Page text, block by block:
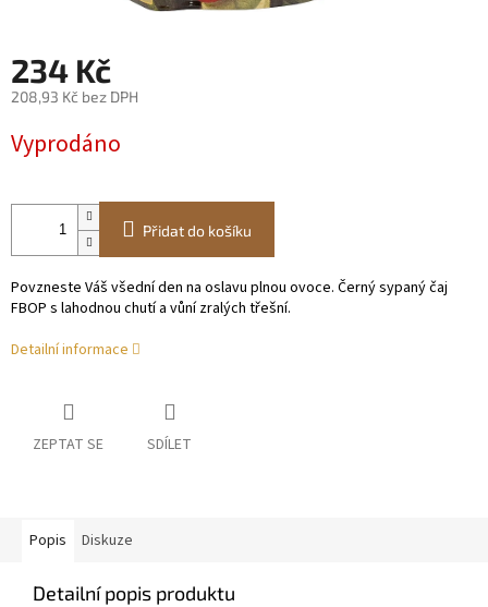
234 Kč
208,93 Kč bez DPH
cena:
Vyprodáno
Přidat do košíku
Povzneste Váš všední den na oslavu plnou ovoce. Černý sypaný čaj
FBOP s lahodnou chutí a vůní zralých třešní.
Detailní informace
ZEPTAT SE SDÍLET
Popis Diskuze
Detailní popis produktu